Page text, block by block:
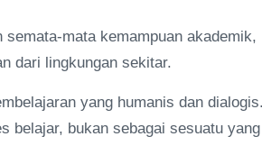
mata kemampuan akademik,
dari lingkungan sekitar.
yang humanis dan dialogis.
belajar, bukan sebagai sesuatu yang